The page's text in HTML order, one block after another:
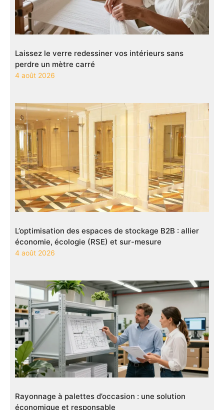
Laissez le verre redessiner vos intérieurs sans
perdre un mètre carré
4 août 2026
L’optimisation des espaces de stockage B2B : allier
économie, écologie (RSE) et sur-mesure
4 août 2026
Rayonnage à palettes d’occasion : une solution
économique et responsable